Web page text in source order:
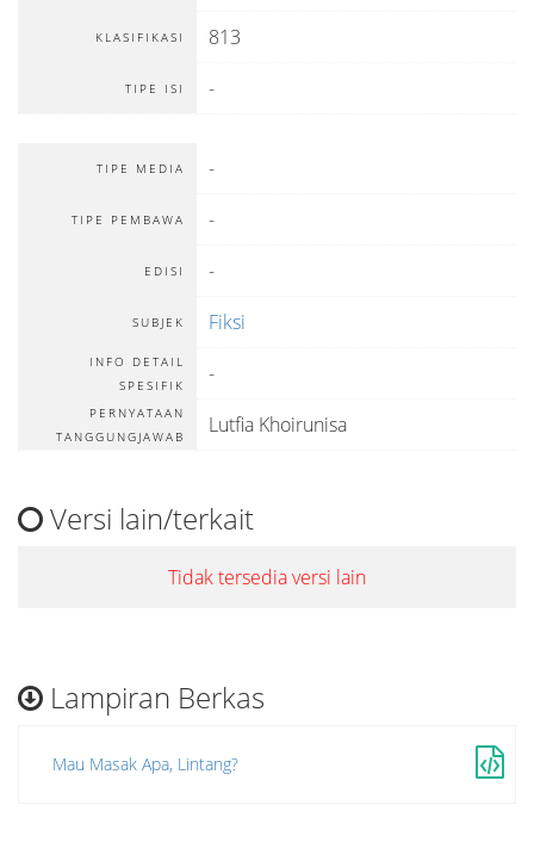
KLASIFIKASI 813
TIPE ISI -
TIPE MEDIA -
TIPE PEMBAWA -
EDISI -
SUBJEK Fiksi
INFO DETAIL
SPESIFIK
-
PERNYATAAN
TANGGUNGJAWAB
Lutfia Khoirunisa
Versi lain/terkait
Tidak tersedia versi lain
Lampiran Berkas
Mau Masak Apa, Lintang?